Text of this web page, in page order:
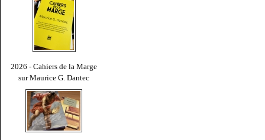
2026 - Cahiers de la Marge
sur Maurice G. Dantec